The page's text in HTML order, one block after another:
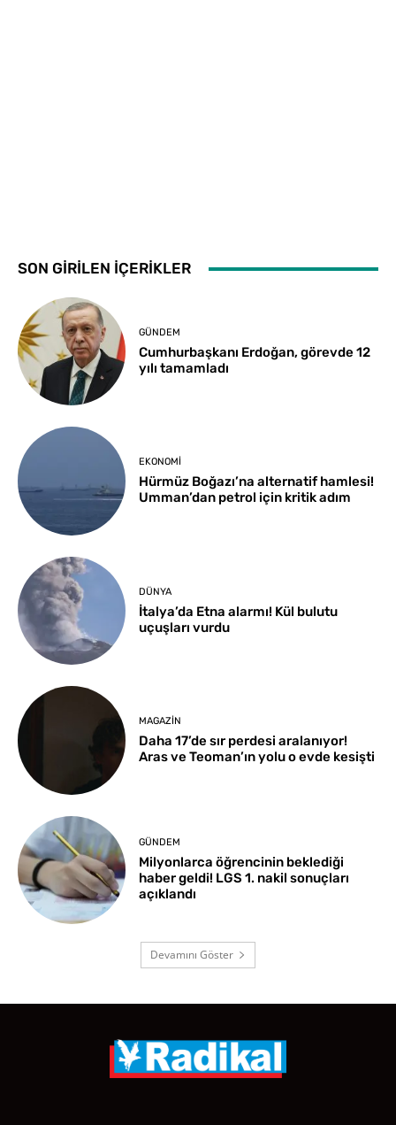
SON GİRİLEN İÇERİKLER
GÜNDEM
Cumhurbaşkanı Erdoğan, görevde 12
yılı tamamladı
EKONOMI
Hürmüz Boğazı’na alternatif hamlesi!
Umman’dan petrol için kritik adım
DÜNYA
İtalya’da Etna alarmı! Kül bulutu
uçuşları vurdu
MAGAZIN
Daha 17’de sır perdesi aralanıyor!
Aras ve Teoman’ın yolu o evde kesişti
GÜNDEM
Milyonlarca öğrencinin beklediği
haber geldi! LGS 1. nakil sonuçları
açıklandı
Devamını Göster